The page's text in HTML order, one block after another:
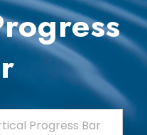
Progress Bar